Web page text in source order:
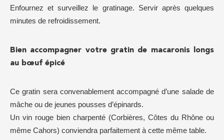
Enfournez et surveillez le gratinage. Servir après quelques
minutes de refroidissement.
Bien accompagner votre gratin de macaronis longs
au bœuf épicé
Ce gratin sera convenablement accompagné d’une salade de
mâche ou de jeunes pousses d’épinards.
Un vin rouge bien charpenté (Corbières, Côtes du Rhône ou
même Cahors) conviendra parfaitement à cette même table.